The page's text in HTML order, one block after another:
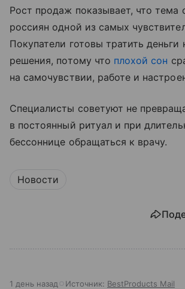
Рост продаж показывает, что тема
россиян одной из самых
Покупатели готовы тратить
решения, потому что плохой сон
на самочувствии, работе и
Специалисты советуют не
в постоянный ритуал и при
бессоннице обращаться к врачу.
Новости
1 день назад Источник: BestProducts Mail